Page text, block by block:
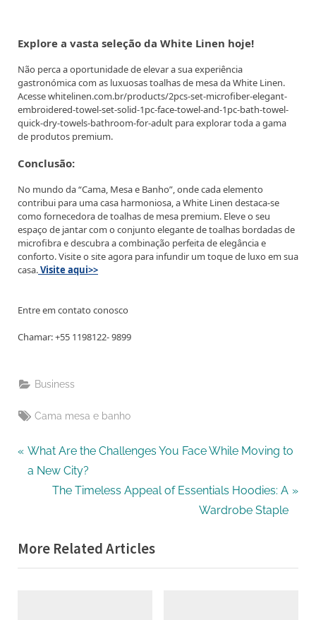
Explore a vasta seleção da White Linen hoje!
Não perca a oportunidade de elevar a sua experiência
gastronómica com as luxuosas toalhas de mesa da White Linen.
Acesse whitelinen.com.br/products/2pcs-set-microfiber-elegant-
embroidered-towel-set-solid-1pc-face-towel-and-1pc-bath-towel-
quick-dry-towels-bathroom-for-adult para explorar toda a gama
de produtos premium.
Conclusão:
No mundo da “Cama, Mesa e Banho”, onde cada elemento
contribui para uma casa harmoniosa, a White Linen destaca-se
como fornecedora de toalhas de mesa premium. Eleve o seu
espaço de jantar com o conjunto elegante de toalhas bordadas de
microfibra e descubra a combinação perfeita de elegância e
conforto. Visite o site agora para infundir um toque de luxo em sua
casa.Visite aqui>>
Entre em contato conosco
Chamar: +55 1198122- 9899
Business
Tags:
Cama mesa e banho
Post
navigation
P
r
o
u
What Are the Challenges You Face While Moving to
a New City?
N
P
The Timeless Appeal of Essentials Hoodies: A
Wardrobe Staple
More Related Articles